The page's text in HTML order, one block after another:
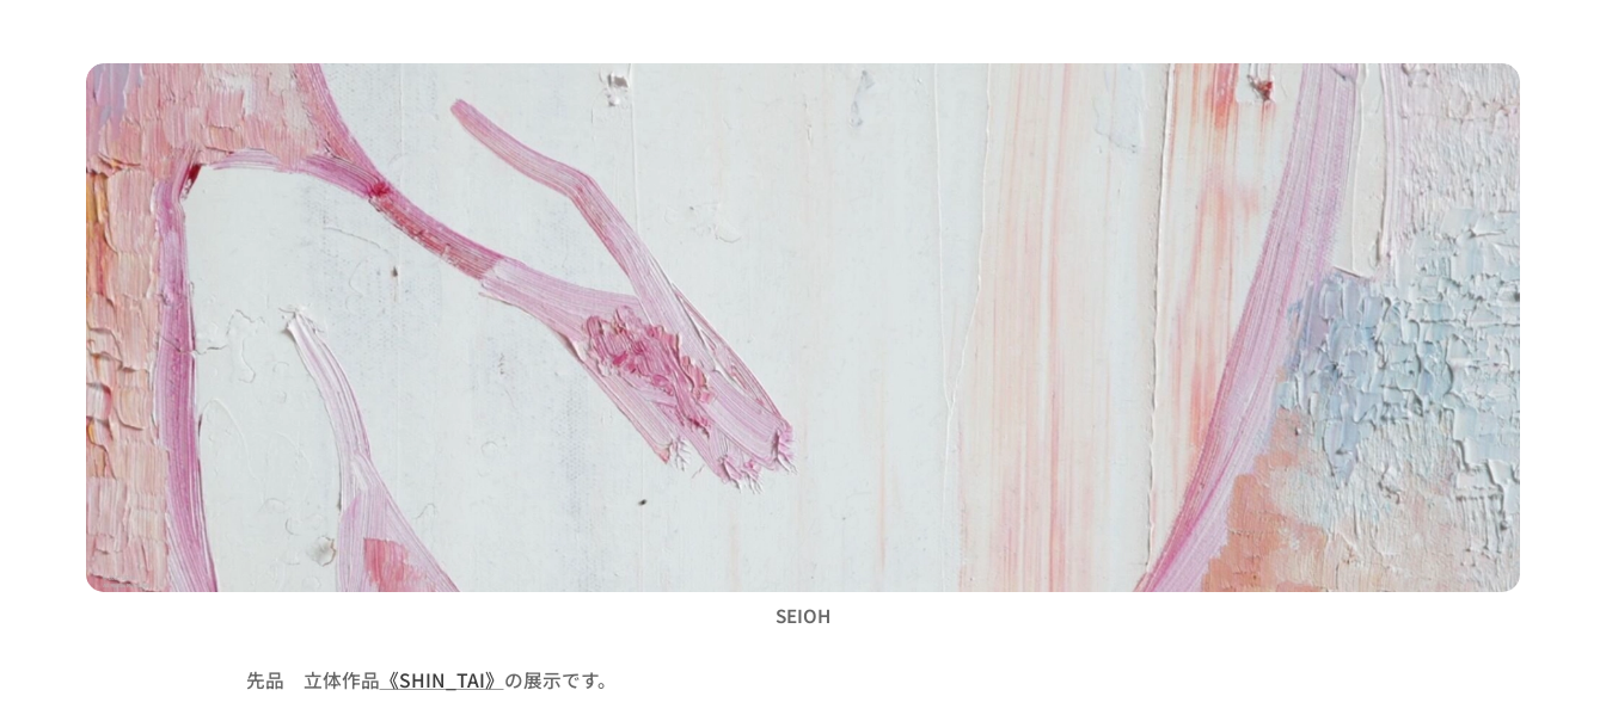
SEIOH
先品 立体作品 《SHIN_TAI》 の展示です。